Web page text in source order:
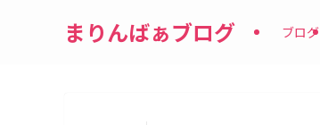
まりんばぁブログ ブログ